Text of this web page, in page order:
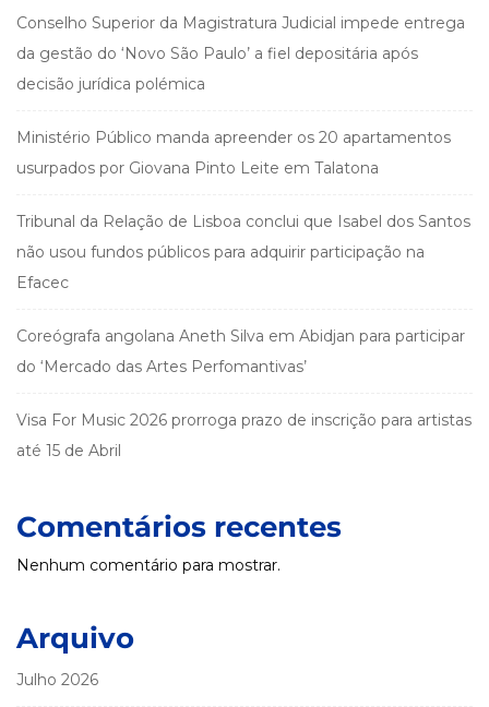
Conselho Superior da Magistratura Judicial impede entrega
da gestão do ‘Novo São Paulo’ a fiel depositária após
decisão jurídica polémica
Ministério Público manda apreender os 20 apartamentos
usurpados por Giovana Pinto Leite em Talatona
Tribunal da Relação de Lisboa conclui que Isabel dos Santos
não usou fundos públicos para adquirir participação na
Efacec
Coreógrafa angolana Aneth Silva em Abidjan para participar
do ‘Mercado das Artes Perfomantivas’
Visa For Music 2026 prorroga prazo de inscrição para artistas
até 15 de Abril
Comentários recentes
Nenhum comentário para mostrar.
Arquivo
Julho 2026